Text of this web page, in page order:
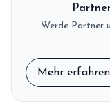
Werde Partner
Mehr erfahren